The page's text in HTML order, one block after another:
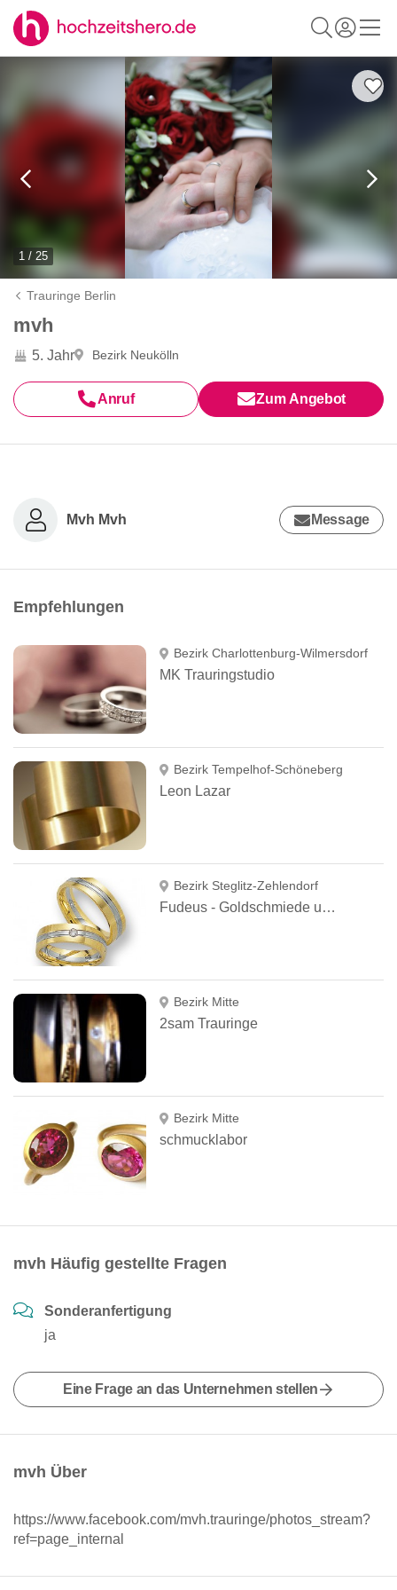
1 / 25
Trauringe Berlin
mvh
5. Jahr Bezirk Neukölln
Anruf Zum Angebot
Mvh Mvh Message
Empfehlungen
Bezirk Charlottenburg-Wilmersdorf
MK Trauringstudio
Bezirk Tempelhof-Schöneberg
Leon Lazar
Bezirk Steglitz-Zehlendorf
Fudeus - Goldschmiede und Juweliere
Bezirk Mitte
2sam Trauringe
Bezirk Mitte
schmucklabor
mvh Häufig gestellte Fragen
Sonderanfertigung
ja
Eine Frage an das Unternehmen stellen
mvh Über
https://www.facebook.com/mvh.trauringe/photos_stream?
ref=page_internal